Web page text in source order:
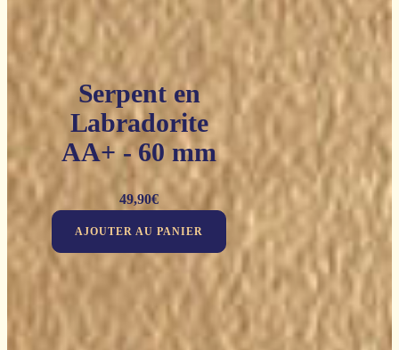
Serpent en
Labradorite
AA+ - 60 mm
49,90€
AJOUTER AU PANIER